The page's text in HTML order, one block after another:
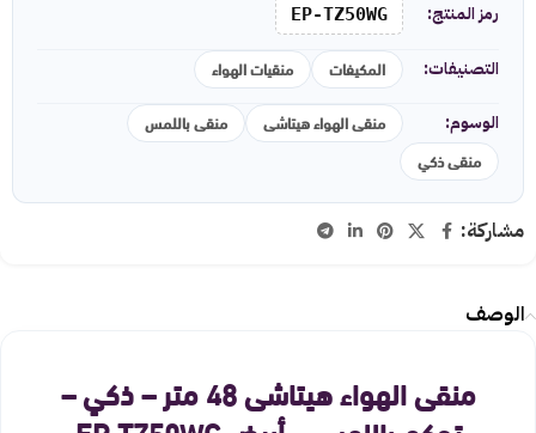
رمز المنتج: EP-TZ50WG
التصنيفات: المكيفات منقيات الهواء
الوسوم: منقى الهواء هيتاشى
منقى باللمس
منقى ذكي
مشاركة:
الوصف
منقى الهواء هيتاشى 48 متر – ذكي –